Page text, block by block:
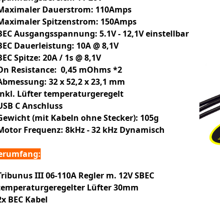
Dauerstrom: 110Amps
Spitzenstrom: 150Amps
Ausgangsspannung: 5.1V - 12,1V einstellbar
Dauerleistung: 10A @ 8,1V
Spitze: 20A / 1s @ 8,1V
Resistance: 0,45 mOhms *2
32 x 52,2 x 23,1 mm
Lüfter temperaturgeregelt
C Anschluss
(mit Kabeln ohne Stecker): 105g
Frequenz: 8kHz - 32 kHz Dynamisch
III 06-110A Regler m. 12V SBEC
Lüfter30mm
BEC Kabel